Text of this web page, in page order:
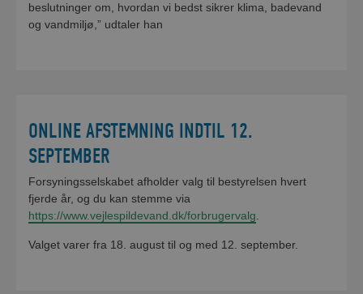
beslutninger om, hvordan vi bedst sikrer klima, badevand
og vandmiljø,” udtaler han
ONLINE AFSTEMNING INDTIL 12.
SEPTEMBER
Forsyningsselskabet afholder valg til bestyrelsen hvert
fjerde år, og du kan stemme via
https://www.vejlespildevand.dk/forbrugervalg.
Valget varer fra 18. august til og med 12. september.